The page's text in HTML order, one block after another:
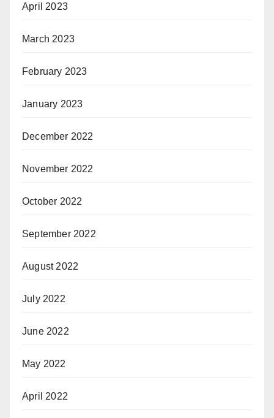
April 2023
March 2023
February 2023
January 2023
December 2022
November 2022
October 2022
September 2022
August 2022
July 2022
June 2022
May 2022
April 2022